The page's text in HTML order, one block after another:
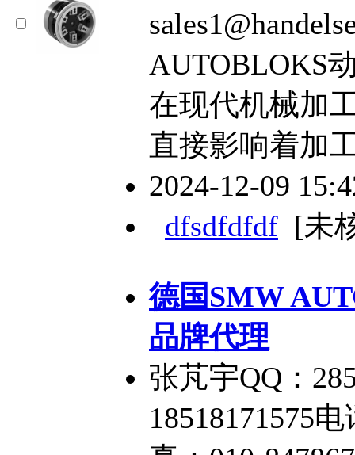
AUTOBLOKS
在现代机械加
直接影响着加
2024-12-09
dfsdfdfdf [未
德国SMW
品牌代理
张芃宇QQ：
18518171575